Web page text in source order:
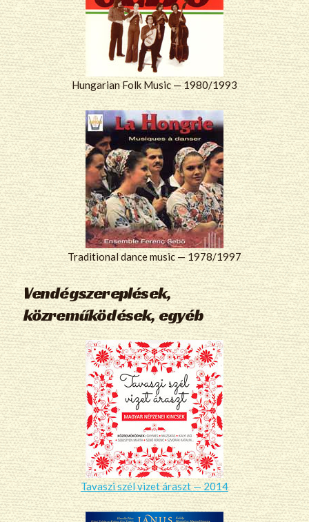
Hungarian Folk Music — 1980/1993
Traditional dance music — 1978/1997
Vendégszereplések,
közreműködések, egyéb
Tavaszi szél vizet áraszt — 2014